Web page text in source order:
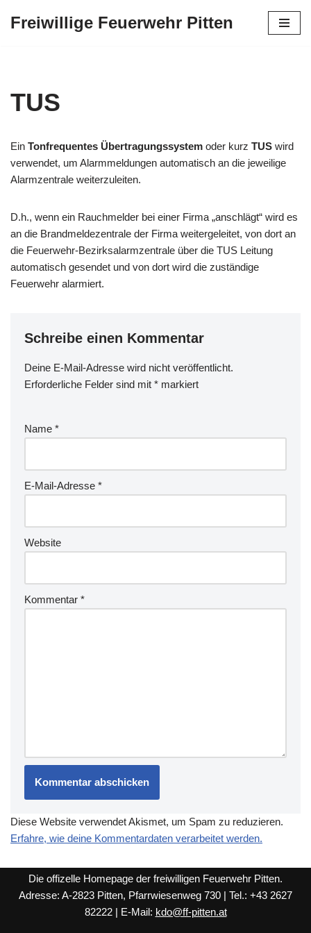
Freiwillige Feuerwehr Pitten
TUS
Ein Tonfrequentes Übertragungssystem oder kurz TUS wird
verwendet, um Alarmmeldungen automatisch an die jeweilige
Alarmzentrale weiterzuleiten.
D.h., wenn ein Rauchmelder bei einer Firma „anschlägt“ wird es
an die Brandmeldezentrale der Firma weitergeleitet, von dort an
die Feuerwehr-Bezirksalarmzentrale über die TUS Leitung
automatisch gesendet und von dort wird die zuständige
Feuerwehr alarmiert.
Schreibe einen Kommentar
Deine E-Mail-Adresse wird nicht veröffentlicht.
Erforderliche Felder sind mit * markiert
Name *
E-Mail-Adresse *
Website
Kommentar *
Diese Website verwendet Akismet, um Spam zu reduzieren.
Erfahre, wie deine Kommentardaten verarbeitet werden.
Die offizelle Homepage der freiwilligen Feuerwehr Pitten.
Adresse: A-2823 Pitten, Pfarrwiesenweg 730 | Tel.: +43 2627
82222 | E-Mail: kdo@ff-pitten.at